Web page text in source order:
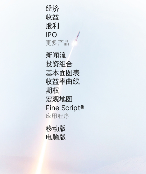
经济
收益
股利
IPO
更多产品
新闻流
投资组合
基本面图表
收益率曲线
期权
宏观地图
Pine Script®
应用程序
移动版
电脑版